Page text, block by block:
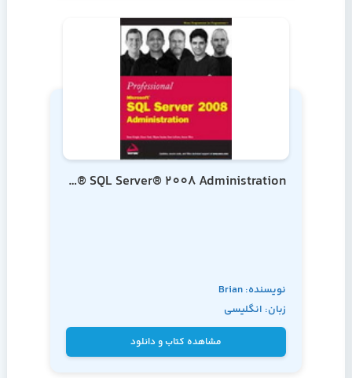
Professional Microsoft® SQL Server® 2008 Administration
نویسنده: Brian
Knight
زبان: انگلیسی
مشاهده کتاب و دانلود